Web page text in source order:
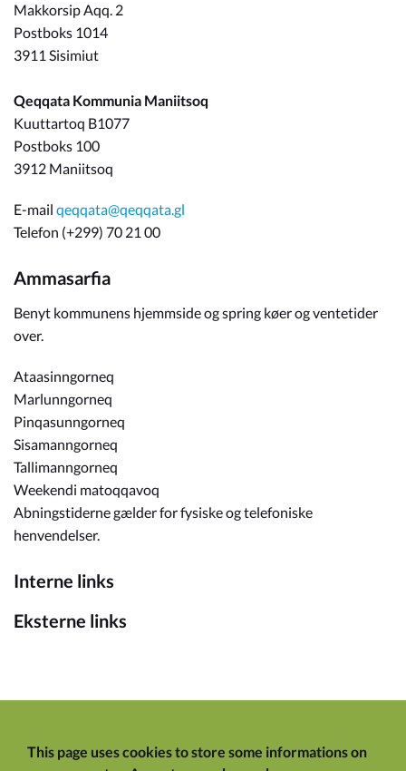
Makkorsip Aqq. 2
Postboks 1014
3911 Sisimiut
Qeqqata Kommunia Maniitsoq
Kuuttartoq B1077
Postboks 100
3912 Maniitsoq
E-mail qeqqata@qeqqata.gl
Telefon (+299) 70 21 00
Ammasarfia
Benyt kommunens hjemmside og spring køer og ventetider
over.
Ataasinngorneq
Marlunngorneq
Pinqasunngorneq
Sisamanngorneq
Tallimanngorneq
Weekendi matoqqavoq
Abningstiderne gælder for fysiske og telefoniske
henvendelser.
Interne links
Eksterne links
This page uses cookies to store some informations on